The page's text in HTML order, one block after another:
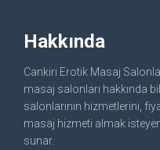
Hakkında
Cankiri Erotik Masaj
masaj salonları hakkında
salonlarının hizmetlerini,
masaj hizmeti almak
sunar.